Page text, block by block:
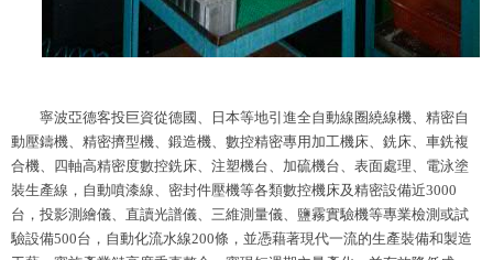
寧波亞德客投巨資從德國、日本等地引進全自動線圈繞線機、精密自
動壓鑄機、精密擠型機、鍛造機、數控精密專用加工機床、銑床、車銑複
合機、四軸高精密度數控銑床、注塑機台、加硫機台、表面處理、電泳塗
裝生產線，自動噴漆線、密封件壓機等各類數控機床及精密設備近3000
台，投影測繪儀、直讀光譜儀、三維測量儀、鹽霧實驗機等專業檢測或試
驗設備500台，自動化流水線200條，並憑藉著現代一流的生產裝備和製造